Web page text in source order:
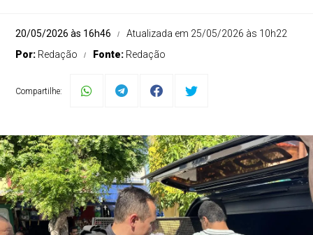
20/05/2026 às 16h46
Atualizada em 25/05/2026 às 10h22
Por: Redação Fonte: Redação
Compartilhe: